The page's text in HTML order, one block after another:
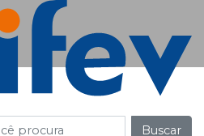
Buscar